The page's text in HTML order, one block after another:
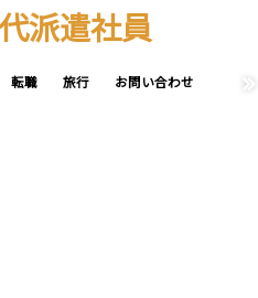
派遣社員
転職 旅行 お問い合わせ